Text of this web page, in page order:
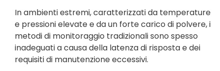
In ambienti estremi, caratterizzati da temperature
e pressioni elevate e da un forte carico di polvere, i
metodi di monitoraggio tradizionali sono spesso
inadeguati a causa della latenza di risposta e dei
requisiti di manutenzione eccessivi.